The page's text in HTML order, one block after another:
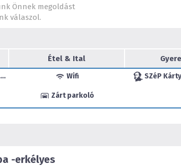
légkondicionált, LCD TV-
Füstmentes szintek és
NTAK regisztrációs szám:
Önnek megoldást
válaszol.
Étel & Ital
Wifi SZéP
Zárt parkoló
-erkélyes